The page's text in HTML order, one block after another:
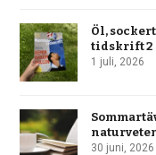
Öl,
tidskrift 2
1 juli, 2026
30 juni, 2026